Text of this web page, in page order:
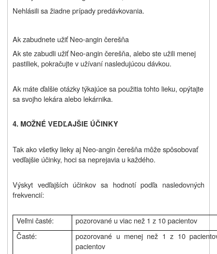
Nehlásili sa žiadne prípady predávkovania.
Ak zabudnete užiť Neo-angin čerešňa
Ak ste zabudli užiť Neo-angin čerešňa, alebo ste užili menej
pastiliek, pokračujte v užívaní nasledujúcou dávkou.
Ak máte ďalšie otázky týkajúce sa použitia tohto lieku, opýtajte
sa svojho lekára alebo lekárnika.
4. MOŽNÉ VEDĽAJŠIE ÚČINKY
Tak ako všetky lieky aj Neo-angin čerešňa môže spôsobovať
vedľajšie účinky, hoci sa neprejavia u každého.
Výskyt vedľajších účinkov sa hodnotí podľa nasledovných
frekvencií:
Veľmi časté:
pozorované u viac než 1 z 10 pacientov
Časté:
pozorované u menej než 1 z 10
pacientov